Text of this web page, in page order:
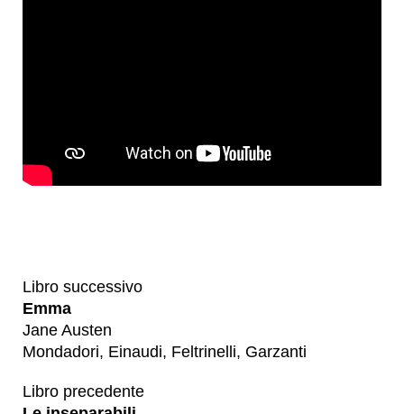
Libro successivo
Emma
Jane Austen
Mondadori, Einaudi, Feltrinelli, Garzanti
Libro precedente